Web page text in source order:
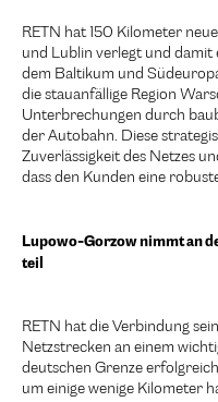
RETN hat 150 Kilometer
und Lublin verlegt und damit
dem Baltikum und
die stauanfällige Region
Unterbrechungen durch
der Autobahn. Diese
Zuverlässigkeit des Netzes
dass den Kunden eine
Lupowo-Gorzow nimmt an
teil
RETN hat die Verbindung
Netzstrecken an einem
deutschen Grenze
um einige wenige Kilometer